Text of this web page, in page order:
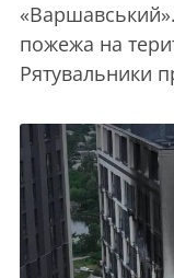
пожежа на
Рятувальники